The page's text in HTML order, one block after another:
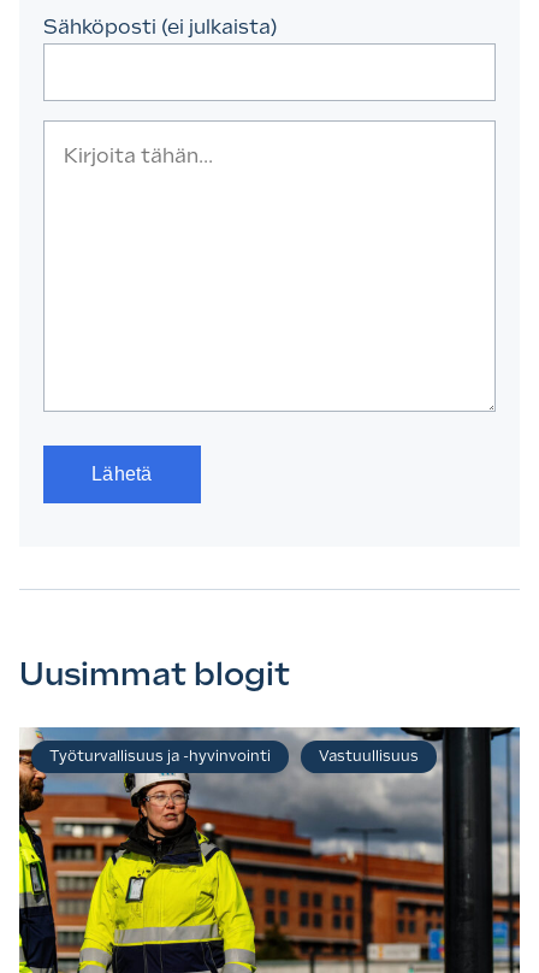
Sähköposti (ei julkaista)
Uusimmat blogit
Työturvallisuus ja -hyvinvointi Vastuullisuus